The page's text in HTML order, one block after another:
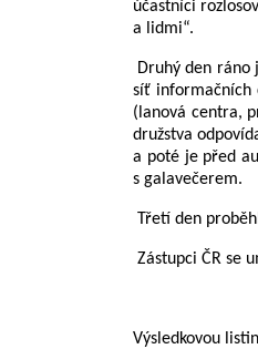
účastníci
a lidmi“.
Druhý den ráno
síť informačních
(lanová centra,
družstva
a poté je před
s galavečerem.
Třetí den
Zástupci ČR se
Výsledkovou